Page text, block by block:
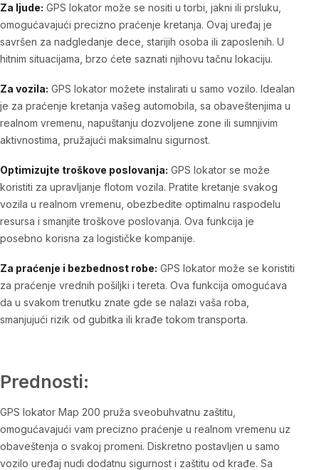
Za ljude: GPS lokator može se nositi u torbi, jakni ili prsluku,
omogućavajući precizno praćenje kretanja. Ovaj uređaj je
savršen za nadgledanje dece, starijih osoba ili zaposlenih. U
hitnim situacijama, brzo ćete saznati njihovu tačnu lokaciju.
Za vozila: GPS lokator možete instalirati u samo vozilo. Idealan
je za praćenje kretanja vašeg automobila, sa obaveštenjima u
realnom vremenu, napuštanju dozvoljene zone ili sumnjivim
aktivnostima, pružajući maksimalnu sigurnost.
Optimizujte troškove poslovanja: GPS lokator se može
koristiti za upravljanje flotom vozila. Pratite kretanje svakog
vozila u realnom vremenu, obezbedite optimalnu raspodelu
resursa i smanjite troškove poslovanja. Ova funkcija je
posebno korisna za logističke kompanije.
Za praćenje i bezbednost robe: GPS lokator može se koristiti
za praćenje vrednih pošiljki i tereta. Ova funkcija omogućava
da u svakom trenutku znate gde se nalazi vaša roba,
smanjujući rizik od gubitka ili krađe tokom transporta.
Prednosti:
GPS lokator Map 200 pruža sveobuhvatnu zaštitu,
omogućavajući vam precizno praćenje u realnom vremenu uz
obaveštenja o svakoj promeni. Diskretno postavljen u samo
vozilo uređaj nudi dodatnu sigurnost i zaštitu od krađe. Sa